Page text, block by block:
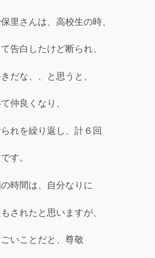
里さんは、高校生の時、
告白したけど断られ、
だな、、と思うと、
仲良くなり、
れを繰り返し、計６回
す。
時間は、自分なりに
されたと思いますが、
いことだと、尊敬